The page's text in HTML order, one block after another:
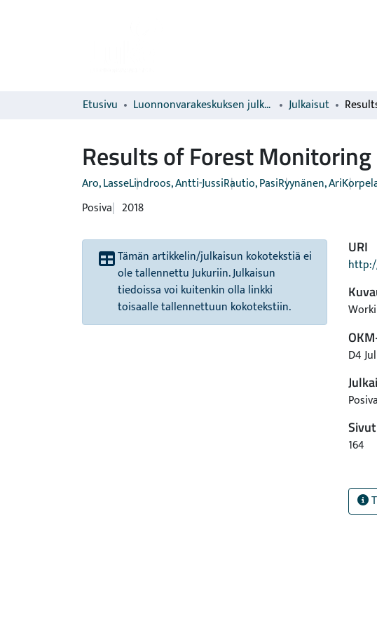
Etusivu Luonnonvarakeskuksen julkaisut Julkaisut
Results of Forest
Aro, LasseLindroos, Antti-JussiRautio, PasiRyynänen, Ari
Posiva 2018
Tämän artikkelin/julkaisun kokotekstiä ei
ole tallennettu Jukuriin. Julkaisun
tiedoissa voi kuitenkin olla linkki
toisaalle tallennettuun kokotekstiin.
URI
D4
Sivut
164